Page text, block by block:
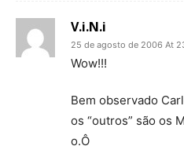
V.i.N.i
25 de agosto de 2006 At
Wow!!!
Bem observado
os “outros” são os
o.Ô